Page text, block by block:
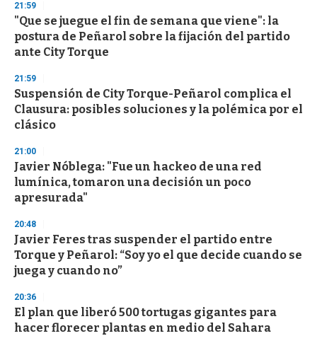
d
s
o
f
3
s
e
c
o
n
21:59
"Que se juegue el fin de semana que viene": la
postura de Peñarol sobre la fijación del partido
ante City Torque
21:59
Suspensión de City Torque-Peñarol complica el
Clausura: posibles soluciones y la polémica por el
clásico
21:00
Javier Nóblega: "Fue un hackeo de una red
lumínica, tomaron una decisión un poco
apresurada"
20:48
Javier Feres tras suspender el partido entre
Torque y Peñarol: “Soy yo el que decide cuando se
juega y cuando no”
20:36
El plan que liberó 500 tortugas gigantes para
hacer florecer plantas en medio del Sahara